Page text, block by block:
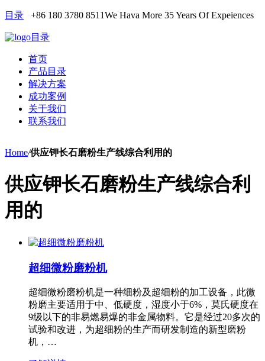
目录 +86 180 3780 8511We Hava More 35 Years Of Expeiences
目录
首页
产品目录
解决方案
成功案例
关于我们
联系我们
Home/供应钾长石磨粉生产线综合利用的
供应钾长石磨粉生产线综合利
用的
超细微粉磨粉机
超细微粉磨粉机是一种细粉及超细粉的加工设备，此微
粉磨主要适用于中、低硬度，湿度小于6%，莫氏硬度在
9级以下的非易燃易爆的非金属物料。它是经过20多次的
试验和改进，为超细粉的生产而研发制造的新型磨粉
机，…